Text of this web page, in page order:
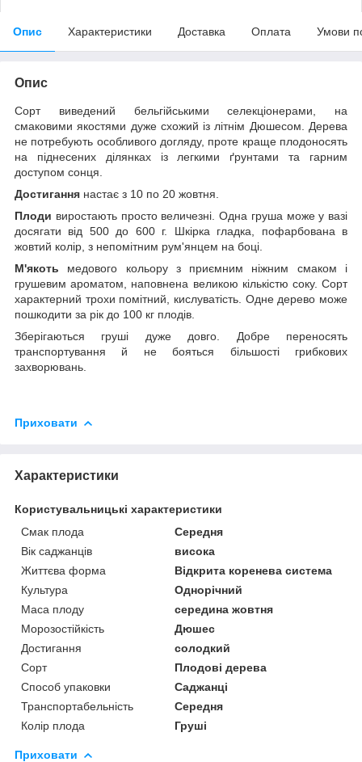
Опис Характеристики Доставка Оплата Умови
Опис
Сорт виведений бельгійськими селекціонерами, на
смаковими якостями дуже схожий із літнім Дюшесом. Дерева
не потребують особливого догляду, проте краще плодоносять
на піднесених ділянках із легкими ґрунтами та гарним
доступом сонця.
Достигання настає з 10 по 20 жовтня.
Плоди виростають просто величезні. Одна груша може у вазі
досягати від 500 до 600 г. Шкірка гладка, пофарбована в
жовтий колір, з непомітним рум'янцем на боці.
М'якоть медового кольору з приємним ніжним смаком і
грушевим ароматом, наповнена великою кількістю соку. Сорт
характерний трохи помітний, кислуватість. Одне дерево може
пошкодити за рік до 100 кг плодів.
Зберігаються груші дуже довго. Добре переносять
транспортування й не бояться більшості грибкових
захворювань.
Приховати
Характеристики
Користувальницькі характеристики
Смак плода
Середня
Вік саджанців
висока
Життєва форма
Відкрита коренева система
Культура
Однорічний
Маса плоду
середина жовтня
Морозостійкість
Дюшес
Достигання
солодкий
Сорт
Плодові дерева
Способ упаковки
Саджанці
Транспортабельність
Середня
Колір плода
Груші
Приховати